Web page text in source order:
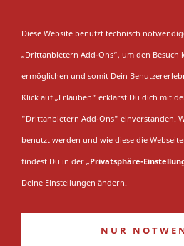
Saison
Du bist hier:Startseite»
Duisburg»Die 2010er
Saison
Saison
Diese Website benutzt technisch
„Drittanbietern Add-Ons“, um den
ermöglichen und somit Dein
Klick auf „Erlauben“ erklärst Du dich mit
"Drittanbietern Add-Ons" einverstanden.
benutzt werden und wie diese die
findest Du in der „Privatsphäre-
Deine Einstellungen ändern.
NUR